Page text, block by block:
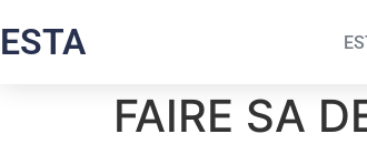
ESTA
FAIRE SA